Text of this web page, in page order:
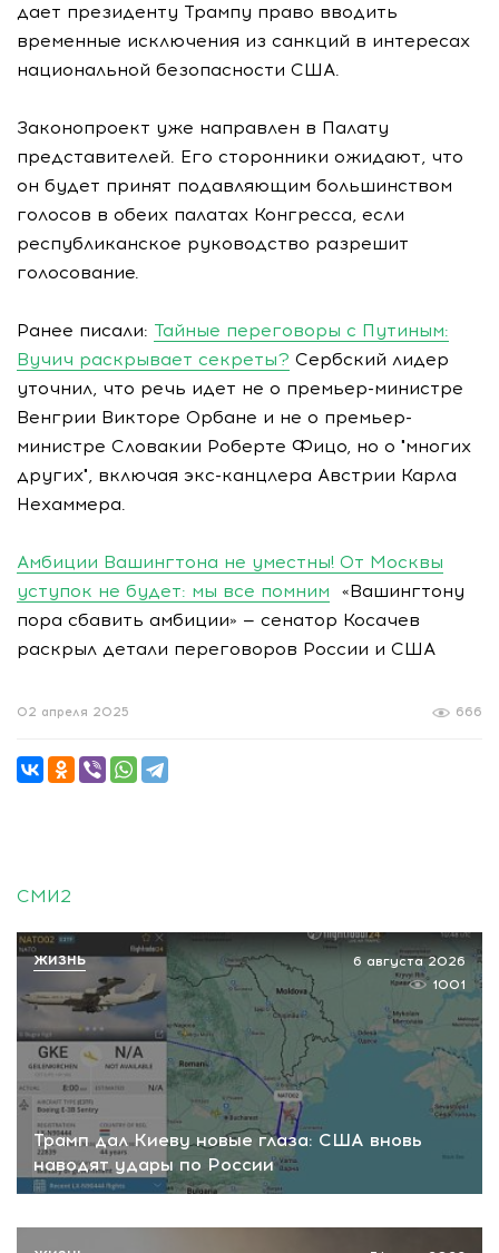
дает президенту Трампу право вводить
временные исключения из санкций в интересах
национальной безопасности США.
Законопроект уже направлен в Палату
представителей. Его сторонники ожидают, что
он будет принят подавляющим большинством
голосов в обеих палатах Конгресса, если
республиканское руководство разрешит
голосование.
Ранее писали: Тайные переговоры с Путиным:
Вучич раскрывает секреты? Сербский лидер
уточнил, что речь идет не о премьер-министре
Венгрии Викторе Орбане и не о премьер-
министре Словакии Роберте Фицо, но о "многих
других", включая экс-канцлера Австрии Карла
Нехаммера.
Амбиции Вашингтона не уместны! От Москвы
уступок не будет: мы все помним «Вашингтону
пора сбавить амбиции» — сенатор Косачев
раскрыл детали переговоров России и США
666
02 апреля 2025
СМИ2
Трамп дал Киеву новые глаза: США вновь
наводят удары по России
6 августа 2026
1001
ЖИЗНЬ